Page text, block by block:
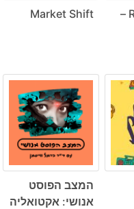
Radio Button –
Market Shift
המצב הפוסט
אנושי: אקטואליה